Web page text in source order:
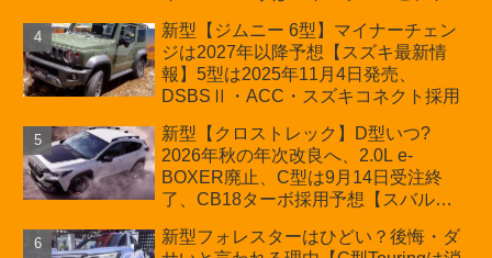
プが争点【スズキ最新情報】特別仕様
車「ZC33S Final Edition」終了
新型【ジムニー 6型】マイナーチェン
ジは2027年以降予想【スズキ最新情
報】5型は2025年11月4日発売、
DSBSⅡ・ACC・スズキコネクト採用
新型【クロストレック】D型いつ?
2026年秋の年次改良へ、2.0L e-
BOXER廃止、C型は9月14日受注終
了、CB18ターボ採用予想【スバル最
新型フォレスターはひどい？後悔・ダ